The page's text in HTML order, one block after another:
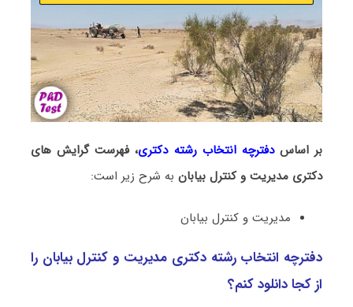
بر اساسدفترچه انتخاب رشته دکتری، فهرست گرایش های
دکتری مدیریت و کنترل بیابان به شرح زیر است:
مدیریت و کنترل بیابان
دفترچه انتخاب رشته دکتری مدیریت و کنترل بیابان را
از کجا دانلود کنم؟